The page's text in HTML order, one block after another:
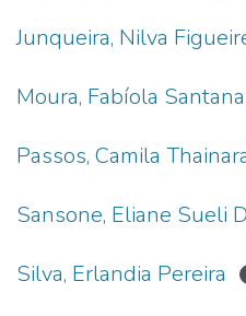
Junqueira, Nilva
Moura, Fabíola Santana
Passos, Camila
Sansone, Eliane Sueli
Silva, Erlandia Pereira